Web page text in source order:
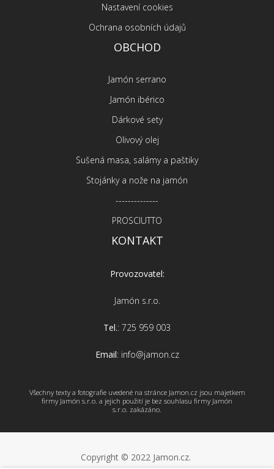
Nastavení cookies
Ochrana osobních údajů
OBCHOD
Jamón serrano
Jamón ibérico
Dárkové sety
Olivový olej
Sušená masa, salámy a paštiky
Stojánky a nože na jamón
--------------
PROSCIUTTO
KONTAKT
Provozovatel:
Jamón s.r.o.
Tel.: 725 959 003
Email: info@jamon.cz
Všechny texty a fotografie uvedené na stránce Jamon.cz jsou majetkem
firmy Jamón s.r.o. a jejich použití je bez souhlasu firmy Jamón
s.r.o. zakázáno.
Copyright © 2022 Jamon.cz.